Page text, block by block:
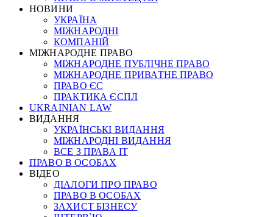
НОВИНИ
УКРАЇНА
МІЖНАРОДНІ
КОМПАНІЙ
МІЖНАРОДНЕ ПРАВО
МІЖНАРОДНЕ ПУБЛІЧНЕ ПРАВО
МІЖНАРОДНЕ ПРИВАТНЕ ПРАВО
ПРАВО ЄС
ПРАКТИКА ЄСПЛ
UKRAINIAN LAW
ВИДАННЯ
УКРАЇНСЬКІ ВИДАННЯ
МІЖНАРОДНІ ВИДАННЯ
ВСЕ З ПРАВА ІТ
ПРАВО В ОСОБАХ
ВІДЕО
ДІАЛОГИ ПРО ПРАВО
ПРАВО В ОСОБАХ
ЗАХИСТ БІЗНЕСУ